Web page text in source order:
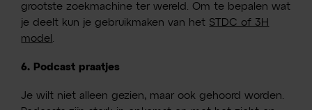
grootste zoekmachine ter wereld. Om te bepalen wat
je deelt kun je gebruikmaken van het STDC of 3H
model
6. Podcast praatjes
Je wilt niet alleen gezien, maar ook gehoord worden.